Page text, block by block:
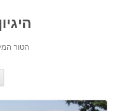
הטור